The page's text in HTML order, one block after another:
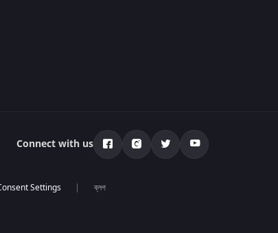
Connect with us
ব্লগ